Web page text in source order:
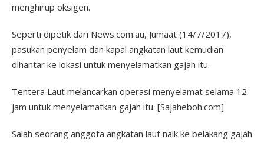
menghirup oksigen.
Seperti dipetik dari News.com.au, Jumaat (14/7/2017),
pasukan penyelam dan kapal angkatan laut kemudian
dihantar ke lokasi untuk menyelamatkan gajah itu.
Tentera Laut melancarkan operasi menyelamat selama 12
jam untuk menyelamatkan gajah itu. [Sajaheboh.com]
Salah seorang anggota angkatan laut naik ke belakang gajah